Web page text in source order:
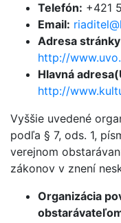
Telefón: +421
Email:
Adresa
http://
Hlavná
http://
Vyššie uvedené
podľa § 7, ods. 1,
verejnom
zákonov v znení
Organizácia